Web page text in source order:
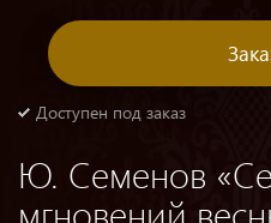
Доступен под заказ
Ю. Семенов
мгновений